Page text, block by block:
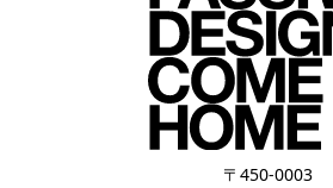
〒450-0003